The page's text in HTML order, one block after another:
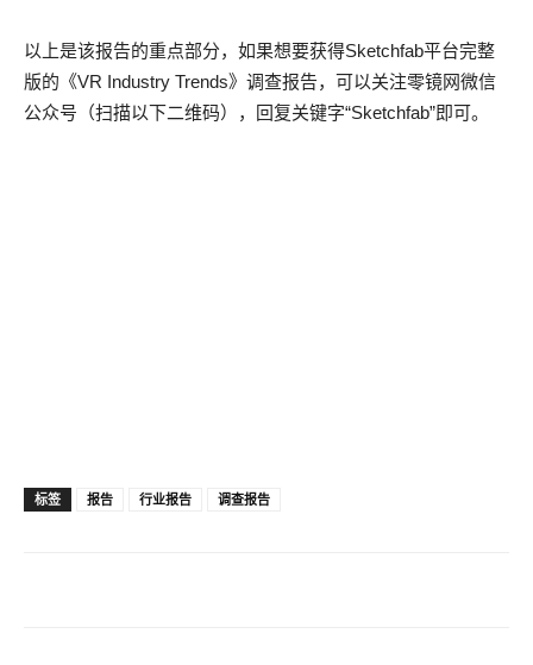
以上是该报告的重点部分，如果想要获得Sketchfab平台完整
版的《VR Industry Trends》调查报告，可以关注零镜网微信
公众号（扫描以下二维码），回复关键字“Sketchfab”即可。
标签 报告 行业报告 调查报告